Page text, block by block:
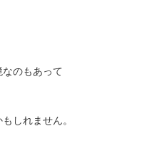
のもあって
しれません。